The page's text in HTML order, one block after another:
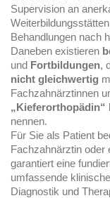
Supervision an
Behandlungen nach
Daneben existieren
und Fortbildungen
nicht gleichwertig
„Kieferorthopädin“
nennen.
Für Sie als Patient
Fachzahnärztin oder
garantiert eine
umfassende
Diagnostik und